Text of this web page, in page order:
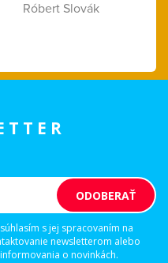
Róbert Slovák
s jej spracovaním na
newsletterom alebo
o novinkách.